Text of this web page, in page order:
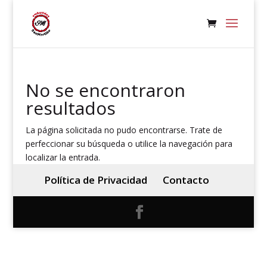
No se encontraron
resultados
La página solicitada no pudo encontrarse. Trate de
perfeccionar su búsqueda o utilice la navegación para
localizar la entrada.
Política de Privacidad Contacto